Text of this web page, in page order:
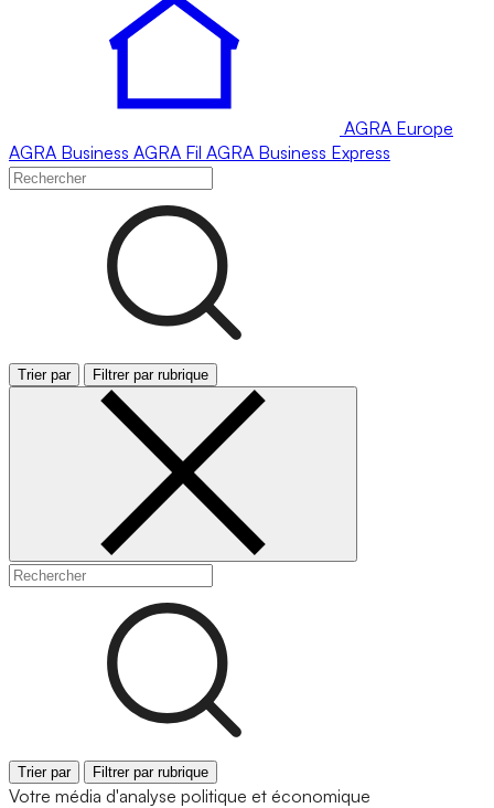
AGRA Europe
AGRA Business AGRA Fil AGRA Business Express
Trier par Filtrer par rubrique
Trier par Filtrer par rubrique
Votre média d'analyse politique et économique